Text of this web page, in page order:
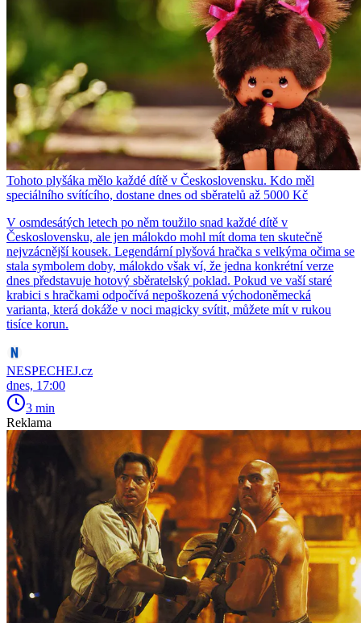
Tohoto plyšáka mělo každé dítě v Československu. Kdo měl
speciálního svítícího, dostane dnes od sběratelů až 5000 Kč
V osmdesátých letech po něm toužilo snad každé dítě v
Československu, ale jen málokdo mohl mít doma ten skutečně
nejvzácnější kousek. Legendární plyšová hračka s velkýma očima se
stala symbolem doby, málokdo však ví, že jedna konkrétní verze
dnes představuje hotový sběratelský poklad. Pokud ve vaší staré
krabici s hračkami odpočívá nepoškozená východoněmecká
varianta, která dokáže v noci magicky svítit, můžete mít v rukou
tisíce korun.
NESPECHEJ.cz
dnes, 17:00
3 min
Reklama